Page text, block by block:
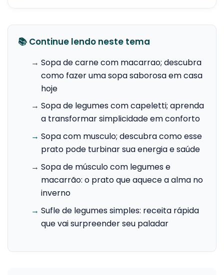
📚 Continue lendo neste tema
→ Sopa de carne com macarrao; descubra
como fazer uma sopa saborosa em casa
hoje
→ Sopa de legumes com capeletti; aprenda
a transformar simplicidade em conforto
→ Sopa com musculo; descubra como esse
prato pode turbinar sua energia e saúde
→ Sopa de músculo com legumes e
macarrão: o prato que aquece a alma no
inverno
→ Sufle de legumes simples: receita rápida
que vai surpreender seu paladar